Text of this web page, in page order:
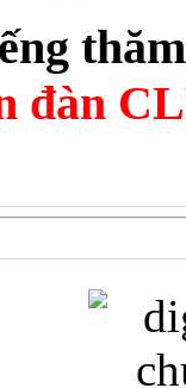
đàn